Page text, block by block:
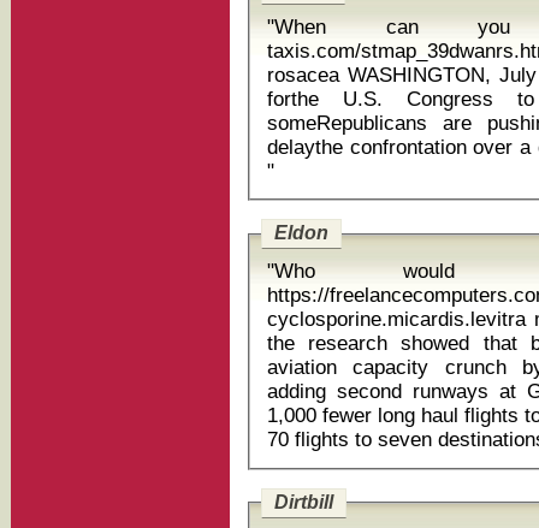
"When can you
taxis.com/
rosacea WASHINGTON, July 29 (Reuters) - With time running out
forthe U.S. Congress
someRepublicans are
delaythe confrontation over
"
Eldon
"Who
https://
cyclosporine.micardis.levitra
the research showed that
aviation capacity crunch by
adding second runways at
1,000 fewer long haul flights
Dirtbill